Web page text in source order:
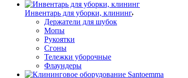
Инвентарь для уборки, клининг
Держатели для шубок
Мопы
Рукоятки
Сгоны
Тележки уборочные
Флаундеры